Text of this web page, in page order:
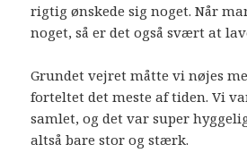
rigtig ønskede sig noget. Når
noget, så er det også svært at
Grundet vejret måtte vi nøjes
forteltet det meste af tiden. Vi
samlet, og det var super
altså bare stor og stærk.